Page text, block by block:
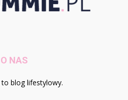
O NAS
to blog lifestylowy.